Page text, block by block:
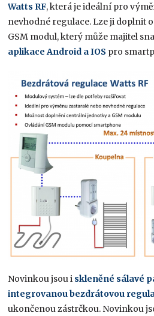
Watts RF, která je ideální pro
nevhodné regulace. Lze ji doplnit
GSM modul, který může majitel
aplikace Android a IOS pro
Novinkou jsou i skleněné sálavé
integrovanou bezdrátovou
ukončenou zástrčkou. Novinkou